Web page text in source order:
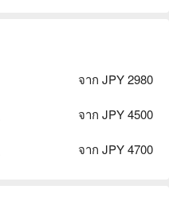
จาก JPY 2980
จาก JPY 4500
จาก JPY 4700